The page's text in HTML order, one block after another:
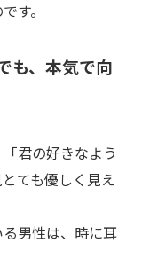
す。
も、本気で向
君の好きなよう
ても優しく見え
男性は、時に耳